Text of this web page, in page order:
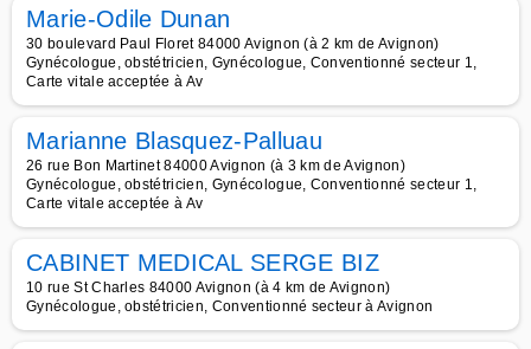
Marie-Odile Dunan
30 boulevard Paul Floret 84000 Avignon (à 2 km de Avignon)
Gynécologue, obstétricien, Gynécologue, Conventionné secteur 1,
Carte vitale acceptée à Av
Marianne Blasquez-Palluau
26 rue Bon Martinet 84000 Avignon (à 3 km de Avignon)
Gynécologue, obstétricien, Gynécologue, Conventionné secteur 1,
Carte vitale acceptée à Av
CABINET MEDICAL SERGE BIZ
10 rue St Charles 84000 Avignon (à 4 km de Avignon)
Gynécologue, obstétricien, Conventionné secteur à Avignon